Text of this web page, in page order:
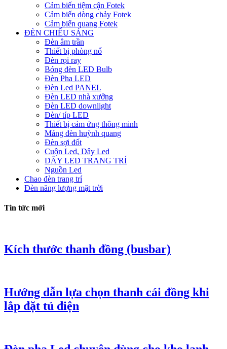
Cảm biến tiệm cận Fotek
Cảm biến dòng chảy Fotek
Cảm biến quang Fotek
ĐÈN CHIẾU SÁNG
Đèn âm trần
Thiết bị phòng nổ
Đèn rọi ray
Bóng đèn LED Bulb
Đèn Pha LED
Đèn Led PANEL
Đèn LED nhà xưởng
Đèn LED downlight
Đèn/ típ LED
Thiết bị cảm ứng thông minh
Máng đèn huỳnh quang
Đèn sợi đốt
Cuộn Led, Dây Led
DÂY LED TRANG TRÍ
Nguồn Led
Chao đèn trang trí
Đèn năng lượng mặt trời
Tin tức mới
Kích thước thanh đồng (busbar)
Hướng dẫn lựa chọn thanh cái đồng khi
lắp đặt tủ điện